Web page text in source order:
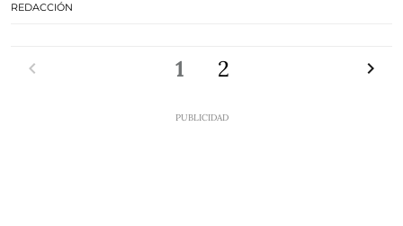
REDACCIÓN
1 2